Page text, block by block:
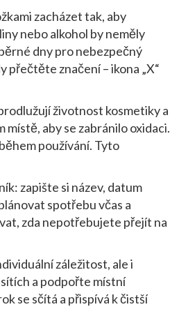
zacházet tak, aby
nebo alkohol by neměly
dny pro nebezpečný
přečtěte značení – ikona „X“
životnost kosmetiky a
aby se zabránilo oxidaci.
používání. Tyto
zapište si název, datum
spotřebu včas a
zda nepotřebujete přejít na
záležitost, ale i
a podpořte místní
se sčítá a přispívá k čistší